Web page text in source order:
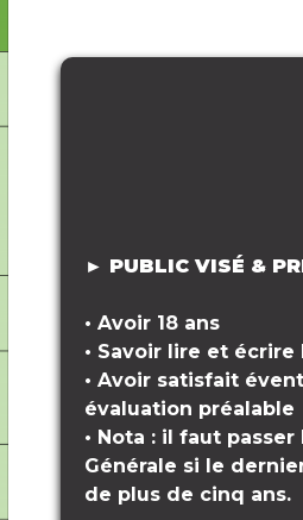
► PUBLIC VISÉ &
• Avoir 18 ans
• Savoir lire et écrire
• Avoir satisfait
évaluation préalable
• Nota : il faut passer
Générale si le
de plus de cinq ans.